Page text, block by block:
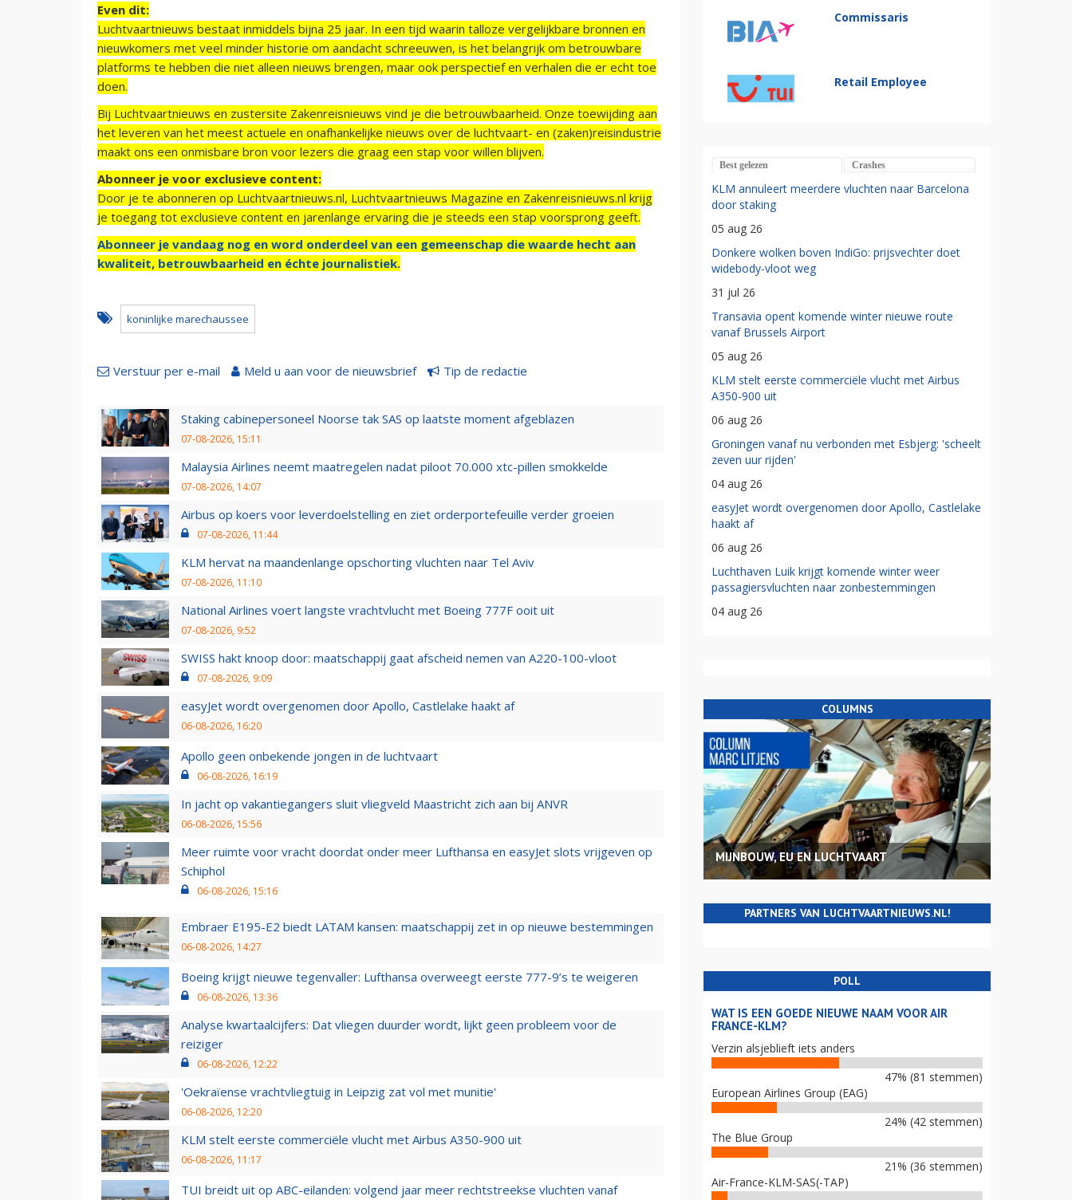
Even dit:
Luchtvaartnieuws bestaat inmiddels bijna 25 jaar. In een tijd waarin talloze vergelijkbare bronnen en
nieuwkomers met veel minder historie om aandacht schreeuwen, is het belangrijk om betrouwbare
platforms te hebben die niet alleen nieuws brengen, maar ook perspectief en verhalen die er echt toe
doen.
Bij Luchtvaartnieuws en zustersite Zakenreisnieuws vind je die betrouwbaarheid. Onze toewijding aan
het leveren van het meest actuele en onafhankelijke nieuws over de luchtvaart- en (zaken)reisindustrie
maakt ons een onmisbare bron voor lezers die graag een stap voor willen blijven.
Abonneer je voor exclusieve content:
Door je te abonneren op Luchtvaartnieuws.nl, Luchtvaartnieuws Magazine en Zakenreisnieuws.nl krijg
je toegang tot exclusieve content en jarenlange ervaring die je steeds een stap voorsprong geeft.
Abonneer je vandaag nog en word onderdeel van een gemeenschap die waarde hecht aan
kwaliteit, betrouwbaarheid en échte journalistiek.
koninlijke marechaussee
Verstuur per e-mail Meld u aan voor de nieuwsbrief Tip de redactie
Staking cabinepersoneel Noorse tak SAS op laatste moment afgeblazen
07-08-2026, 15:11
Malaysia Airlines neemt maatregelen nadat piloot 70.000 xtc-pillen smokkelde
07-08-2026, 14:07
Airbus op koers voor leverdoelstelling en ziet orderportefeuille verder groeien
07-08-2026, 11:44
KLM hervat na maandenlange opschorting vluchten naar Tel Aviv
07-08-2026, 11:10
National Airlines voert langste vrachtvlucht met Boeing 777F ooit uit
07-08-2026, 9:52
SWISS hakt knoop door: maatschappij gaat afscheid nemen van A220-100-vloot
07-08-2026, 9:09
easyJet wordt overgenomen door Apollo, Castlelake haakt af
06-08-2026, 16:20
Apollo geen onbekende jongen in de luchtvaart
06-08-2026, 16:19
In jacht op vakantiegangers sluit vliegveld Maastricht zich aan bij ANVR
06-08-2026, 15:56
Meer ruimte voor vracht doordat onder meer Lufthansa en easyJet slots vrijgeven op
Schiphol
06-08-2026, 15:16
Embraer E195-E2 biedt LATAM kansen: maatschappij zet in op nieuwe bestemmingen
06-08-2026, 14:27
Boeing krijgt nieuwe tegenvaller: Lufthansa overweegt eerste 777-9’s te weigeren
06-08-2026, 13:36
Analyse kwartaalcijfers: Dat vliegen duurder wordt, lijkt geen probleem voor de
reiziger
06-08-2026, 12:22
'Oekraïense vrachtvliegtuig in Leipzig zat vol met munitie'
06-08-2026, 12:20
KLM stelt eerste commerciële vlucht met Airbus A350-900 uit
06-08-2026, 11:17
TUI breidt uit op ABC-eilanden: volgend jaar meer rechtstreekse vluchten vanaf
Commissaris
Retail Employee
Best gelezen Crashes
KLM annuleert meerdere vluchten naar Barcelona
door staking
05 aug 26
Donkere wolken boven IndiGo: prijsvechter doet
widebody-vloot weg
31 jul 26
Transavia opent komende winter nieuwe route
vanaf Brussels Airport
05 aug 26
KLM stelt eerste commerciële vlucht met Airbus
A350-900 uit
06 aug 26
Groningen vanaf nu verbonden met Esbjerg: 'scheelt
zeven uur rijden'
04 aug 26
easyJet wordt overgenomen door Apollo, Castlelake
haakt af
06 aug 26
Luchthaven Luik krijgt komende winter weer
passagiersvluchten naar zonbestemmingen
04 aug 26
COLUMNS
MIJNBOUW, EU EN LUCHTVAART
PARTNERS VAN LUCHTVAARTNIEUWS.NL!
POLL
WAT IS EEN GOEDE NIEUWE NAAM VOOR AIR
FRANCE-KLM?
Verzin alsjeblieft iets anders
47% (81 stemmen)
European Airlines Group (EAG)
24% (42 stemmen)
The Blue Group
21% (36 stemmen)
Air-France-KLM-SAS(-TAP)